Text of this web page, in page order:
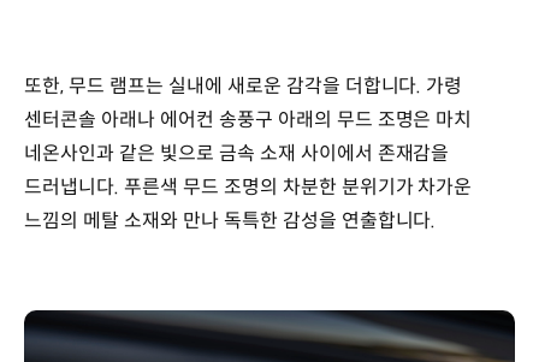
또한, 무드 램프는 실내에 새로운 감각을 더합니다. 가령
센터콘솔 아래나 에어컨 송풍구 아래의 무드 조명은 마치
네온사인과 같은 빛으로 금속 소재 사이에서 존재감을
드러냅니다. 푸른색 무드 조명의 차분한 분위기가 차가운
느낌의 메탈 소재와 만나 독특한 감성을 연출합니다.